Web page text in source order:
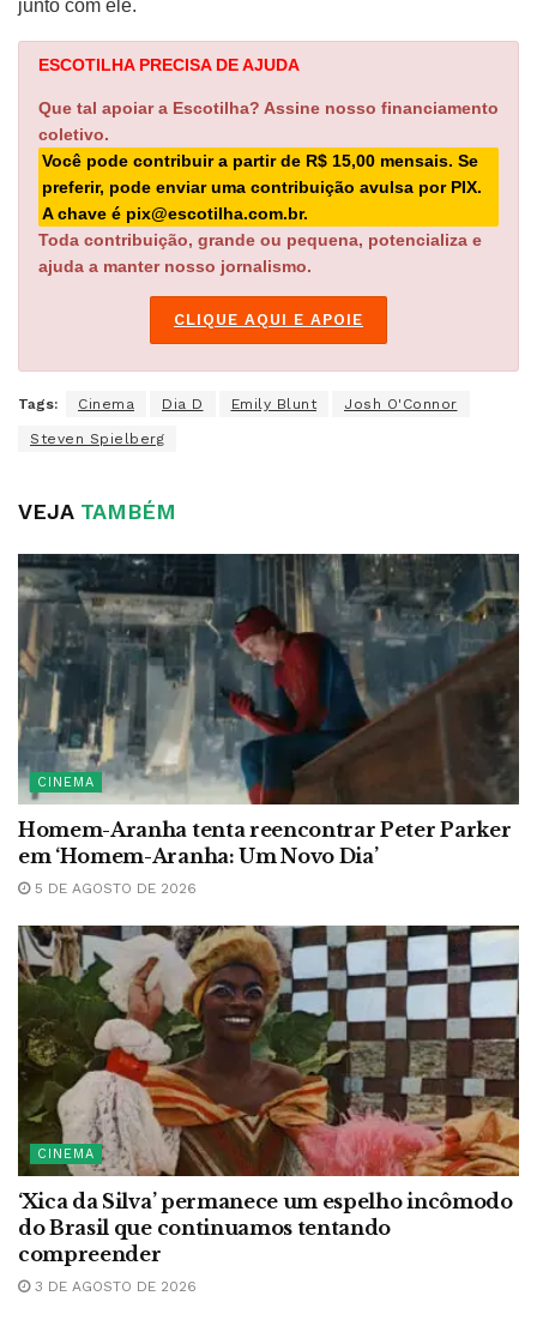
junto com ele.
ESCOTILHA PRECISA DE AJUDA
Que tal apoiar a Escotilha? Assine nosso financiamento
coletivo.
Você pode contribuir a partir de R$ 15,00 mensais. Se
preferir, pode enviar uma contribuição avulsa por PIX.
A chave é pix@escotilha.com.br.
Toda contribuição, grande ou pequena, potencializa e
ajuda a manter nosso jornalismo.
CLIQUE AQUI E APOIE
Tags: Cinema Dia D Emily Blunt Josh O'Connor
Steven Spielberg
VEJATAMBÉM
CINEMA
Homem-Aranha tenta reencontrar Peter Parker
em ‘Homem-Aranha: Um Novo Dia’
5 DE AGOSTO DE 2026
CINEMA
‘Xica da Silva’ permanece um espelho incômodo
do Brasil que continuamos tentando
compreender
3 DE AGOSTO DE 2026